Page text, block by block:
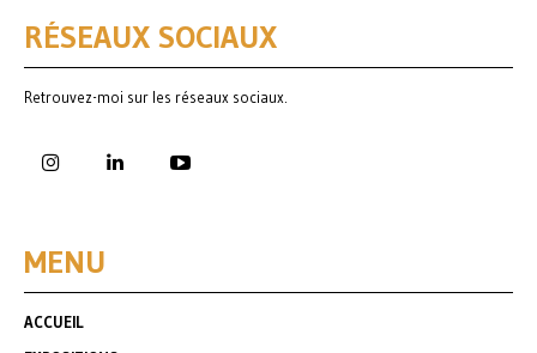
RÉSEAUX SOCIAUX
Retrouvez-moi sur les réseaux sociaux.
MENU
ACCUEIL